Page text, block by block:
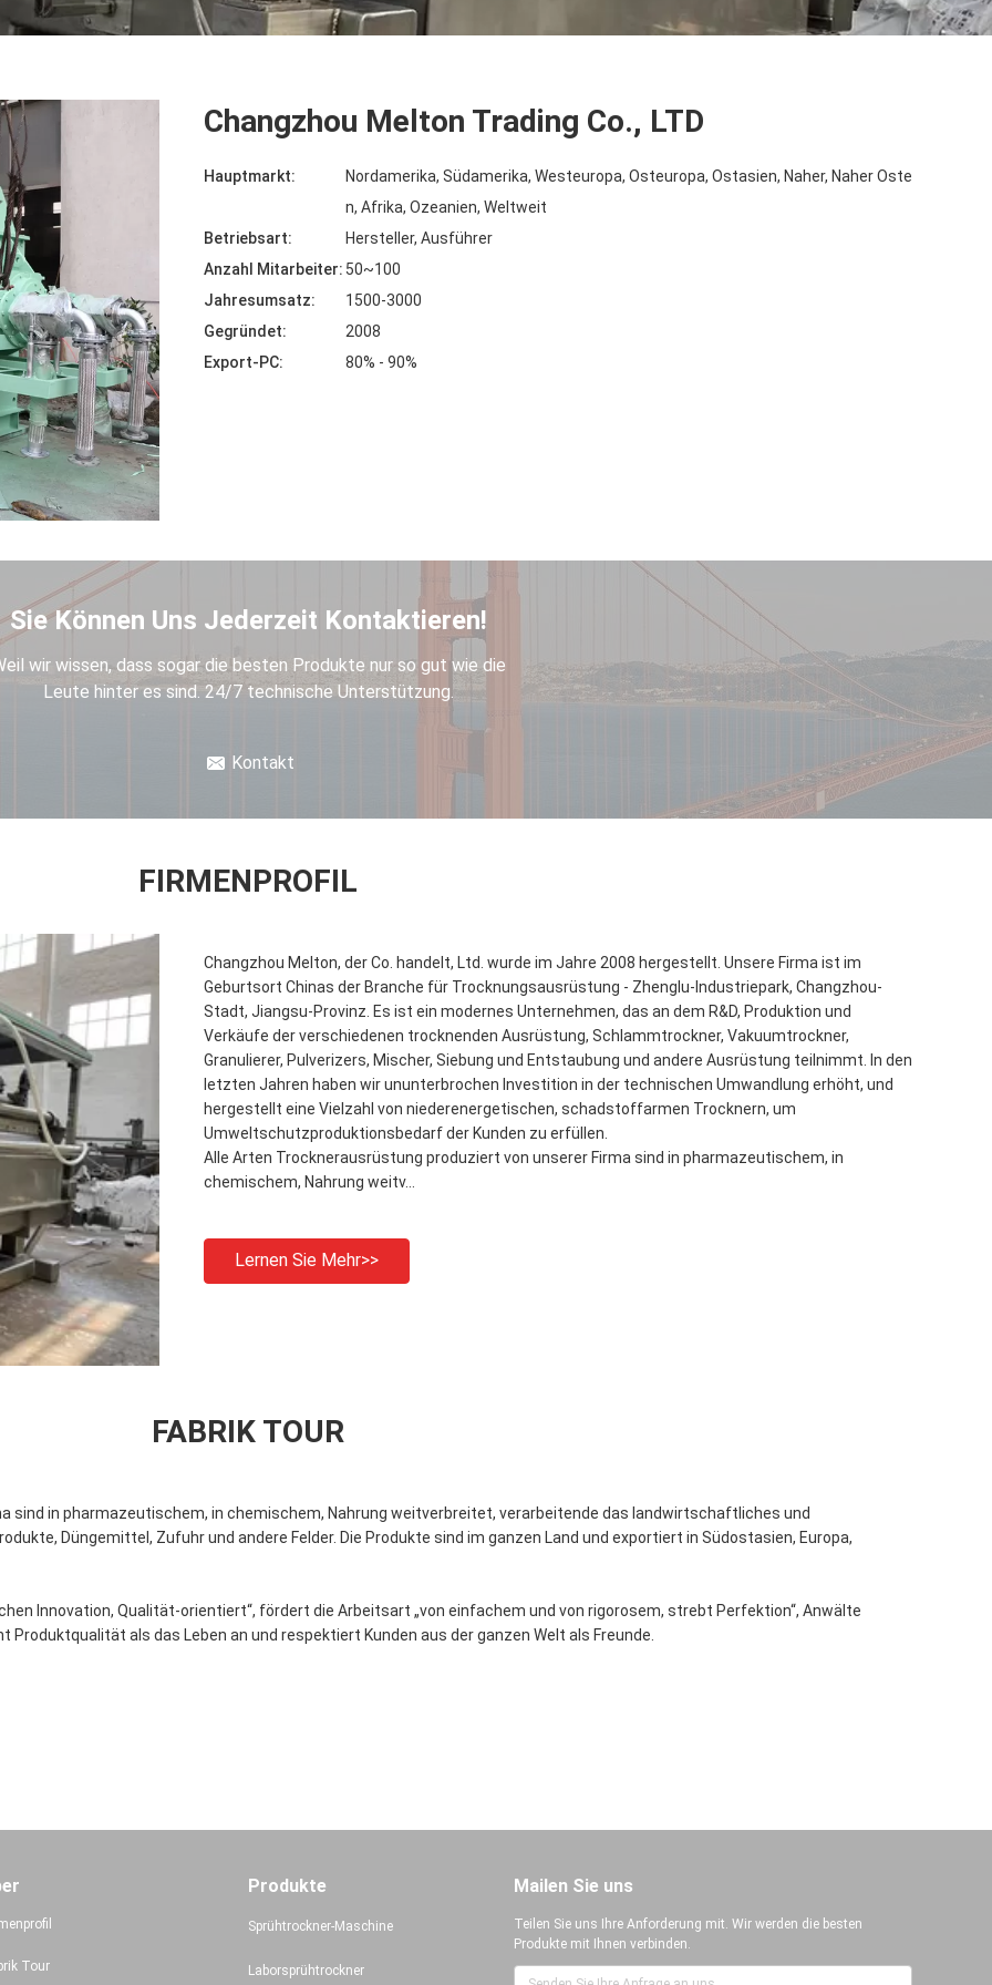
Changzhou Melton Trading Co., LTD
Hauptmarkt:
Nordamerika, Südamerika, Westeuropa, Osteuropa, Ostasien, Naher, Naher Oste
n, Afrika, Ozeanien, Weltweit
Betriebsart:
Hersteller, Ausführer
Anzahl Mitarbeiter: 50~100
Jahresumsatz:
1500-3000
Gegründet:
2008
Export-PC:
80% - 90%
Sie Können Uns Jederzeit Kontaktieren!
wir wissen, dass sogar die besten Produkte nur so gut wie die
Leute hinter es sind. 24/7 technische Unterstützung.
Kontakt
FIRMENPROFIL
Changzhou Melton, der Co. handelt, Ltd. wurde im Jahre 2008 hergestellt. Unsere Firma ist im
Geburtsort Chinas der Branche für Trocknungsausrüstung - Zhenglu-Industriepark, Changzhou-
Stadt, Jiangsu-Provinz. Es ist ein modernes Unternehmen, das an dem R&D, Produktion und
Verkäufe der verschiedenen trocknenden Ausrüstung, Schlammtrockner, Vakuumtrockner,
Granulierer, Pulverizers, Mischer, Siebung und Entstaubung und andere Ausrüstung teilnimmt. In den
letzten Jahren haben wir ununterbrochen Investition in der technischen Umwandlung erhöht, und
hergestellt eine Vielzahl von niederenergetischen, schadstoffarmen Trocknern, um
Umweltschutzproduktionsbedarf der Kunden zu erfüllen.
Alle Arten Trocknerausrüstung produziert von unserer Firma sind in pharmazeutischem, in
chemischem, Nahrung weitv...
Lernen Sie Mehr>>
FABRIK TOUR
sind in pharmazeutischem, in chemischem, Nahrung weitverbreitet, verarbeitende das landwirtschaftliches und
Düngemittel, Zufuhr und andere Felder. Die Produkte sind im ganzen Land und exportiert in Südostasien, Europa,
Innovation, Qualität-orientiert“, fördert die Arbeitsart „von einfachem und von rigorosem, strebt Perfektion“, Anwälte
als das Leben an und respektiert Kunden aus der ganzen Welt als Freunde.
Tour
Produkte
Sprühtrockner-Maschine
Laborsprühtrockner
Mailen Sie uns
Teilen Sie uns Ihre Anforderung mit. Wir werden die besten
Produkte mit Ihnen verbinden.